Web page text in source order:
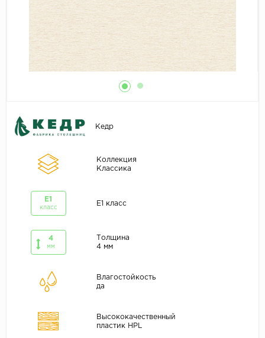
Кедр
Коллекция
Классика
E1
класс
E1 класс
4
мм
Толщина
4 мм
Влагостойкость
да
Высококачественный
пластик HPL